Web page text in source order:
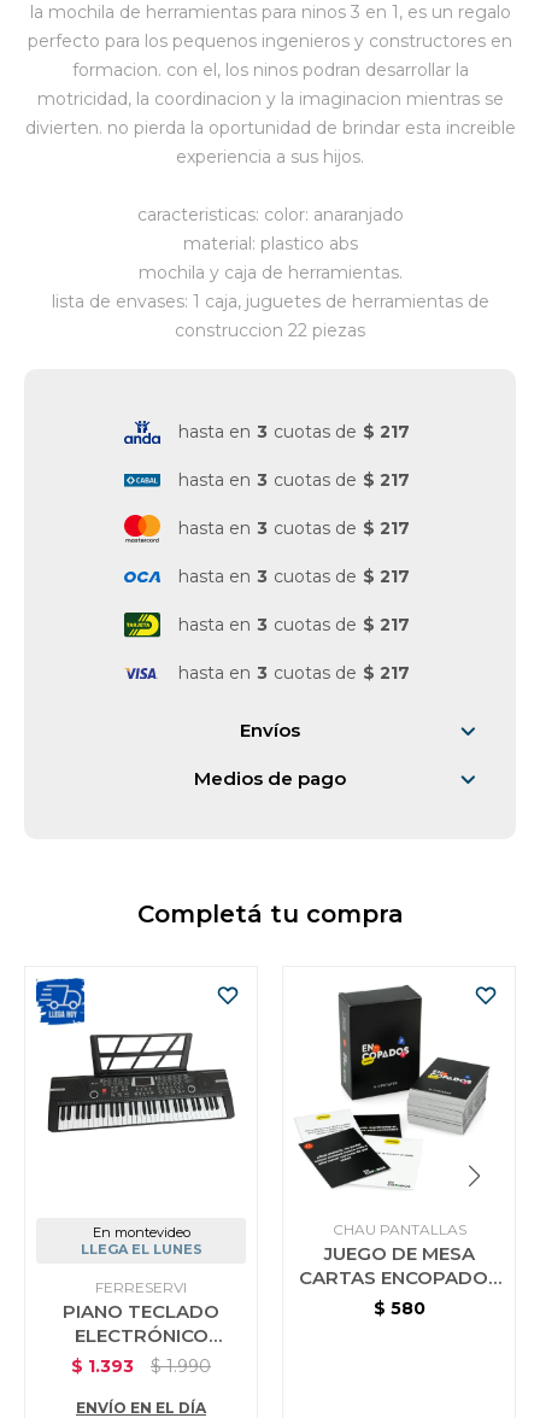
la mochila de herramientas para ninos 3 en 1, es un regalo
perfecto para los pequenos ingenieros y constructores en
formacion. con el, los ninos podran desarrollar la
motricidad, la coordinacion y la imaginacion mientras se
divierten. no pierda la oportunidad de brindar esta increible
experiencia a sus hijos.
caracteristicas: color: anaranjado
material: plastico abs
mochila y caja de herramientas.
lista de envases: 1 caja, juguetes de herramientas de
construccion 22 piezas
hasta en 3 cuotas de $ 217
hasta en 3 cuotas de $ 217
hasta en 3 cuotas de $ 217
hasta en 3 cuotas de $ 217
hasta en 3 cuotas de $ 217
hasta en 3 cuotas de $ 217
Envíos
Medios de pago
Completá tu compra
En montevideo
LLEGA EL LUNES
FERRESERVI
PIANO TECLADO
ELECTRÓNICO
INFANTIL 61 TECLAS
$ 1.393 $ 1.990
ENVÍO EN EL DÍA
CHAU PANTALLAS
JUEGO DE MESA
CARTAS ENCOPADOS
CHAU PANTALLAS
$ 580
Bazar
Juguetes y artículos para bebé
Ferretería